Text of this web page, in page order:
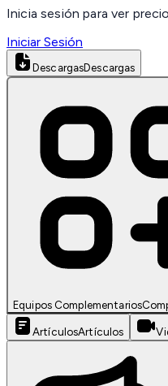
Inicia sesión para ver
Iniciar Sesión
DescargasDescargas
Equipos Complementarios
ArtículosArtículos